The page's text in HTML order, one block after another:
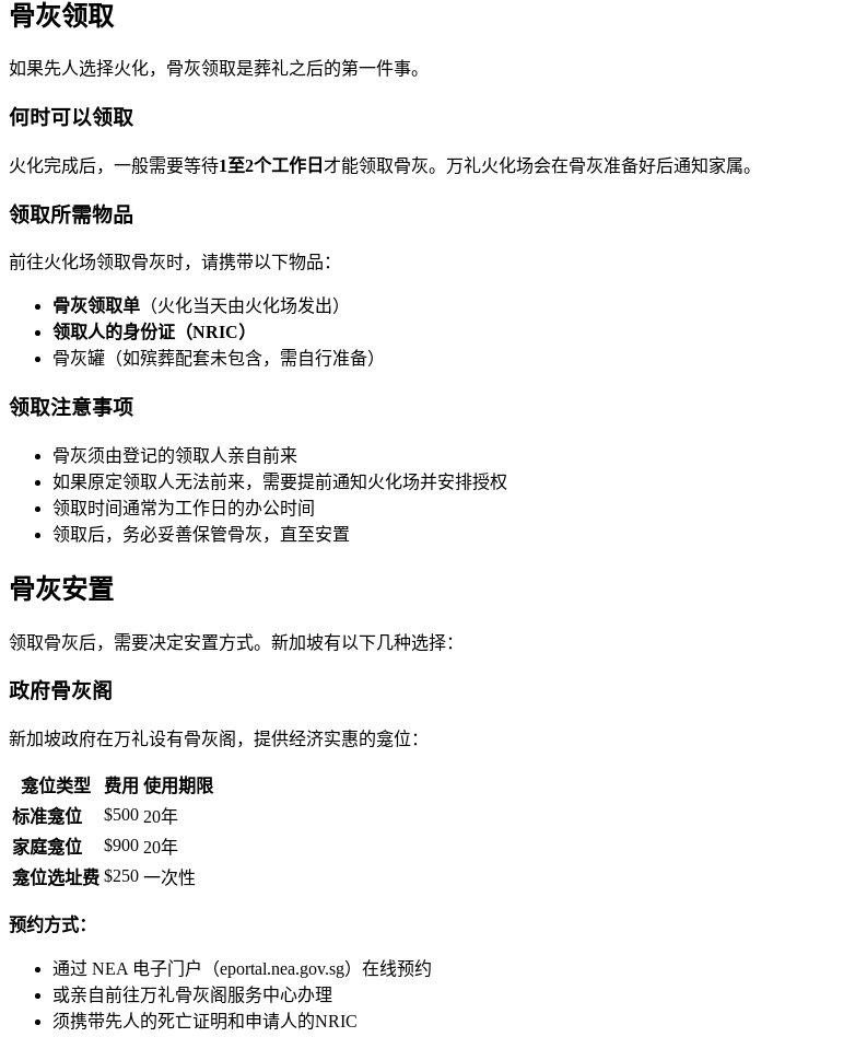
骨灰领取
如果先人选择火化，骨灰领取是葬礼之后的第一件事。
何时可以领取
火化完成后，一般需要等待1至2个工作日 才能领取骨灰。万礼火化场会在骨灰准备好后通知家属。
领取所需物品
前往火化场领取骨灰时，请携带以下物品：
骨灰领取单 （火化当天由火化场发出）
领取人的身份证（NRIC）
骨灰罐（如殡葬配套未包含，需自行准备）
领取注意事项
骨灰须由登记的领取人亲自前来
如果原定领取人无法前来，需要提前通知火化场并安排授权
领取时间通常为工作日的办公时间
领取后，务必妥善保管骨灰，直至安置
骨灰安置
领取骨灰后，需要决定安置方式。新加坡有以下几种选择：
政府骨灰阁
新加坡政府在万礼设有骨灰阁，提供经济实惠的龛位：
龛位类型 费用 使用期限
标准龛位
$500 20年
家庭龛位
$900 20年
龛位选址费 $250 一次性
预约方式：
通过 NEA 电子门户（eportal.nea.gov.sg）在线预约
或亲自前往万礼骨灰阁服务中心办理
须携带先人的死亡证明和申请人的NRIC